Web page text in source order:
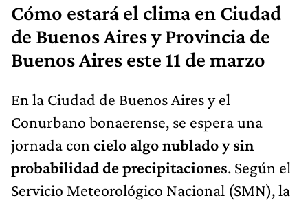
Cómo estará el clima en Ciudad
de Buenos Aires y Provincia de
Buenos Aires este 11 de marzo
En la Ciudad de Buenos Aires y el
Conurbano bonaerense, se espera una
jornada con cielo algo nublado y sin
probabilidad de precipitaciones. Según el
Servicio Meteorológico Nacional (SMN), la